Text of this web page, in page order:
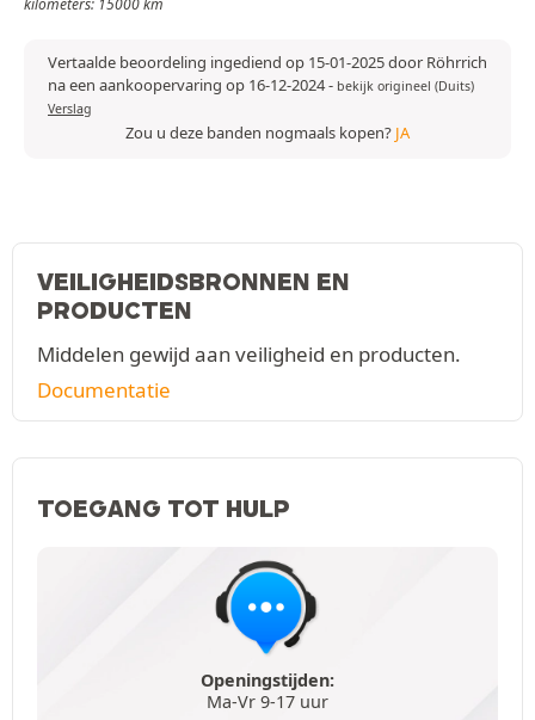
kilometers: 15000 km
Vertaalde beoordeling ingediend op 15-01-2025 door Röhrrich
na een aankoopervaring op 16-12-2024- bekijk origineel (Duits)
Verslag
Zou u deze banden nogmaals kopen? JA
VEILIGHEIDSBRONNEN EN
PRODUCTEN
Middelen gewijd aan veiligheid en producten.
Documentatie
TOEGANG TOT HULP
Openingstijden:
Ma-Vr 9-17 uur